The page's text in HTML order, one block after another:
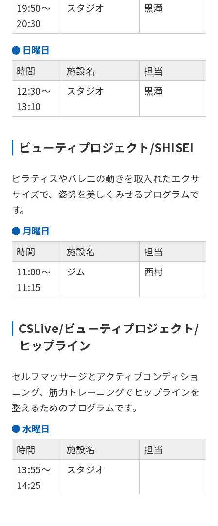
19:50～
20:30
スタジオ
黒滝
日曜日
時間
12:30～
13:10
施設名
スタジオ
担当
黒滝
ビューティプロジェクト/SHISEI
ピラティスやバレエの動きを取入れたエクサ
サイズで、姿勢を美しくみせるプログラムで
す。
月曜日
時間
11:00～
11:15
施設名
ジム
担当
西村
CSLive/ビューティプロジェクト/
ヒップライン
セルフマッサージとアクティブコンディショ
ニング、筋力トレーニングでヒップラインを
整えるためのプログラムです。
水曜日
時間
13:55～
14:25
施設名
スタジオ
担当